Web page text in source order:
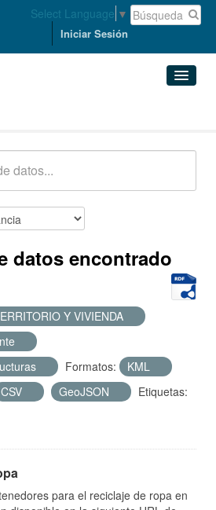
Select Language ▼
Iniciar Sesión
datos encontrado
Y VIVIENDA
Formatos:
KML
CSV GeoJSON
Etiquetas:
para el reciclaje de ropa en